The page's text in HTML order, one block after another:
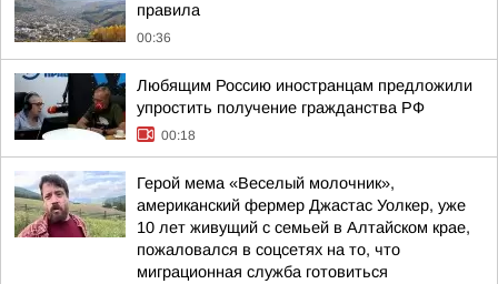
правила
00:36
Любящим Россию иностранцам предложили
упростить получение гражданства РФ
00:18
Герой мема «Веселый молочник»,
американский фермер Джастас Уолкер, уже
10 лет живущий с семьей в Алтайском крае,
пожаловался в соцсетях на то, что
миграционная служба готовиться